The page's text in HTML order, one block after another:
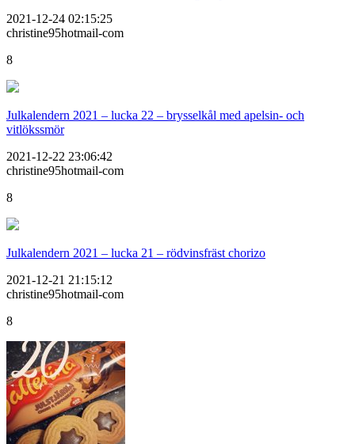
2021-12-24 02:15:25
christine95hotmail-com
8
Julkalendern 2021 – lucka 22 – brysselkål med apelsin- och
vitlökssmör
2021-12-22 23:06:42
christine95hotmail-com
8
Julkalendern 2021 – lucka 21 – rödvinsfräst chorizo
2021-12-21 21:15:12
christine95hotmail-com
8